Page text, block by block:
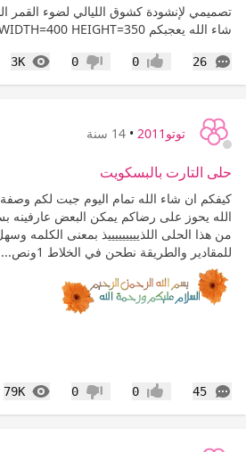
تصميمي لإنشودة كشوق الليالي لضوء القمر
شاء الله يعجبكم WIDTH=400 HEIGHT=350
26
التعليقات إعجاب0 عدم إعجاب
0
3K
توتو2011 • 14 سنة
حلى التارت بالبسكويت
كيفكم ان شاء الله تمام اليوم جبت لكم
الله يحوز على رضاكم يمكن البعض عارفينه
للمقادير والطريقة نطحن في الخلاط 1ونص...
45
التعليقات إعجاب0 عدم إعجاب
0
79K